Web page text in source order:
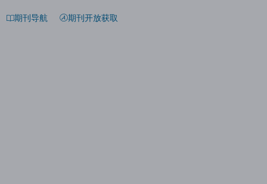
期刊导航 期刊开放获取